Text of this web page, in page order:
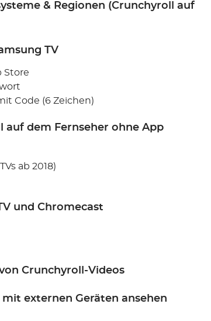
& Regionen (Crunchyroll auf
TV
Store
Code (6 Zeichen)
auf dem Fernseher ohne App
ab 2018)
und Chromecast
Crunchyroll-Videos
externen Geräten ansehen